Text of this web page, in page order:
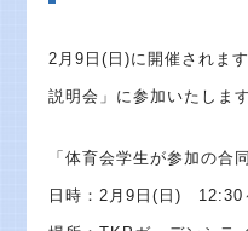
2月9日(日)に開催されま
説明会」に参加いたします
「体育会学生が参加の合
日時：2月9日(日) 12:30